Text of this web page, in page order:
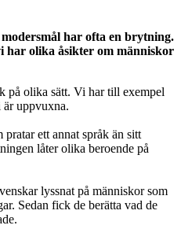
har ofta en brytning.
har olika åsikter om människor
på olika sätt. Vi har till exempel
uppvuxna.
pratar ett annat språk än sitt
låter olika beroende på
lyssnat på människor som
Sedan fick de berätta vad de